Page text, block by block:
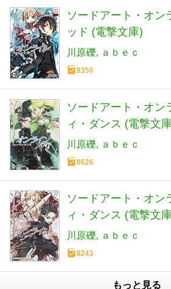
ソードアート・オン
ッド (電撃文庫)
川原礫 ａｂｅｃ
9350
ソードアート・オン
ィ・ダンス (電撃文
川原礫 ａｂｅｃ
8626
ソードアート・オン
ィ・ダンス (電撃文
川原礫 ａｂｅｃ
8243
もっと見る